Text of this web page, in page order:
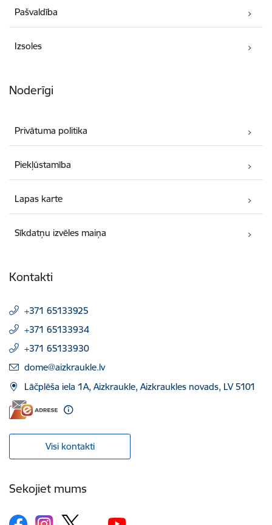
Pašvaldība
Izsoles
Noderīgi
Privātuma politika
Piekļūstamība
Lapas karte
Sīkdatņu izvēles maiņa
Kontakti
+371 65133925
+371 65133934
+371 65133930
E-pasts:
dome@aizkraukle.lv
Lāčplēša iela 1A, Aizkraukle, Aizkraukles novads, LV 5101
Visi kontakti
Sekojiet mums